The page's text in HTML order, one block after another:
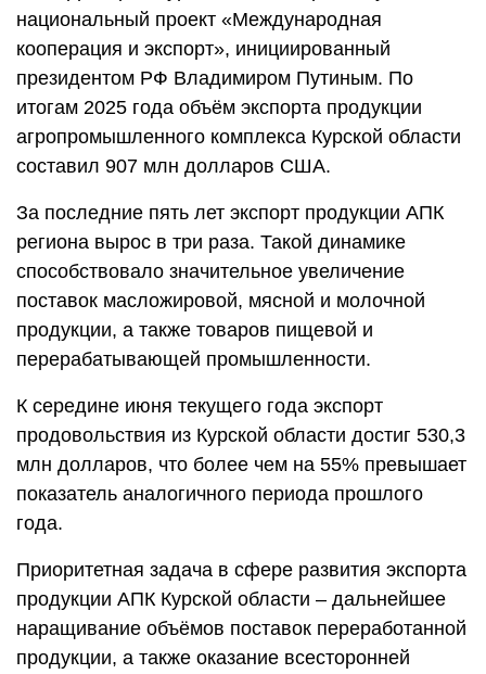
национальный проект «Международная
кооперация и экспорт», инициированный
президентом РФ Владимиром Путиным. По
итогам 2025 года объём экспорта продукции
агропромышленного комплекса Курской области
составил 907 млн долларов США.
За последние пять лет экспорт продукции АПК
региона вырос в три раза. Такой динамике
способствовало значительное увеличение
поставок масложировой, мясной и молочной
продукции, а также товаров пищевой и
перерабатывающей промышленности.
К середине июня текущего года экспорт
продовольствия из Курской области достиг 530,3
млн долларов, что более чем на 55% превышает
показатель аналогичного периода прошлого
года.
Приоритетная задача в сфере развития экспорта
продукции АПК Курской области – дальнейшее
наращивание объёмов поставок переработанной
продукции, а также оказание всесторонней